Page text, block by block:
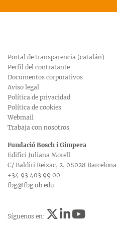
Portal de transparencia (catalán)
Perfil del contratante
Documentos corporativos
Aviso legal
Política de privacidad
Política de cookies
Webmail
Trabaja con nosotros
Fundació Bosch i Gimpera
Edifici Juliana Morell
C/ Baldiri Reixac, 2, 08028 Barcelona
+34 93 403 99 00
fbg@fbg.ub.edu
Síguenos en: